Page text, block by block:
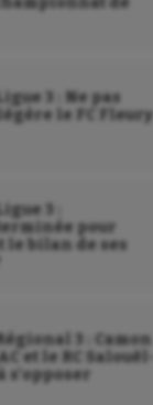
3 : Ne pas
le FC Fleury
3 :
pour
le bilan de ses
3 : Camon
et le RC Salouël-
s’opposer